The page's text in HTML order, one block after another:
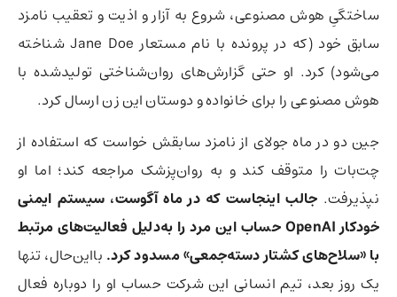
ساختگیِ هوش مصنوعی، شروع به آزار و اذیت و تعقیب نامزد
سابق خود (که در پرونده با نام مستعار Jane Doe شناخته
می‌شود) کرد. او حتی گزارش‌های روان‌شناختی تولیدشده با
هوش مصنوعی را برای خانواده و دوستان این زن ارسال کرد.
جین دو در ماه جولای از نامزد سابقش خواست که استفاده از
چت‌بات را متوقف کند و به روان‌پزشک مراجعه کند؛ اما او
نپذیرفت. جالب اینجاست که در ماه آگوست، سیستم ایمنی
خودکار OpenAI حساب این مرد را به‌دلیل فعالیت‌های مرتبط
با «سلاح‌های کشتار دسته‌جمعی» مسدود کرد. بااین‌حال، تنها
یک روز بعد، تیم انسانی این شرکت حساب او را دوباره فعال